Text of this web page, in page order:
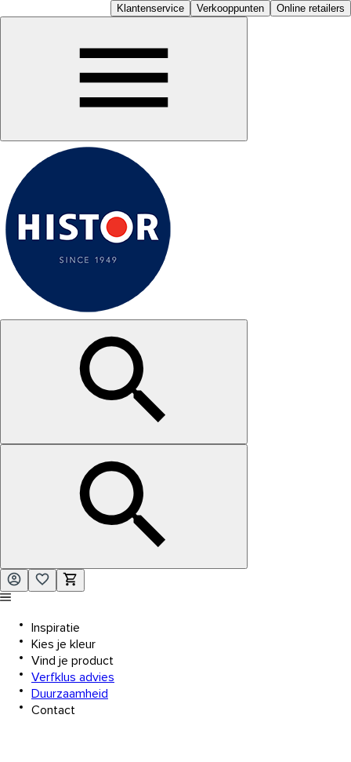
Klantenservice Verkooppunten Online retailers
Inspiratie
Kies je kleur
Vind je product
Verfklus advies
Duurzaamheid
Contact